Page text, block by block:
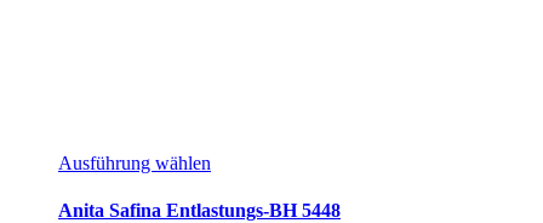
Ausführung wählen
Anita Safina Entlastungs-BH 5448